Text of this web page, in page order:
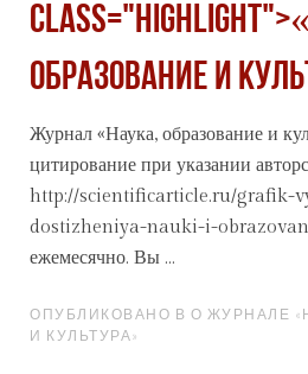
образование и
Журнал «Наука, образование и
цитирование при указании
http://scientificarticle.ru/grafik-
dostizheniya-nauki-i-
ежемесячно. Вы ...
ОПУБЛИКОВАНО В О ЖУРНАЛЕ
И КУЛЬТУРА»